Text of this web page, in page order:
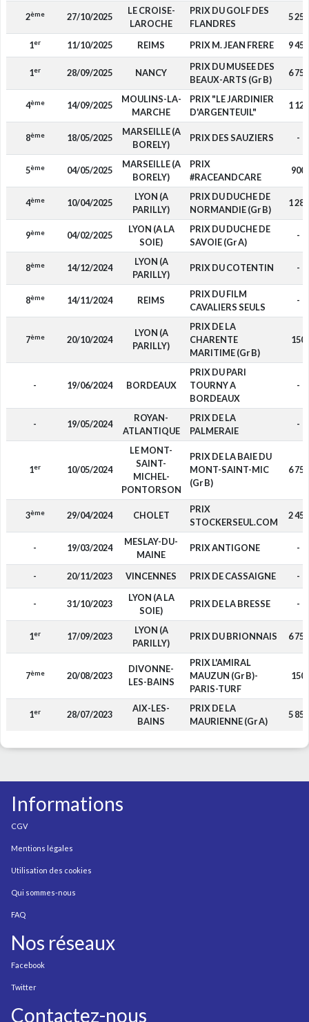
2ème 27/10/2025
LE CROISE-
LAROCHE
PRIX DU GOLF DES
FLANDRES
5 250
1er 11/10/2025 REIMS PRIX M. JEAN FRERE 9 450
1er 28/09/2025 NANCY
PRIX DU MUSEE DES
BEAUX-ARTS (Gr B)
6 750
4ème 14/09/2025
MOULINS-LA-
MARCHE
PRIX "LE JARDINIER
D'ARGENTEUIL"
1 120
8ème 18/05/2025
MARSEILLE (A
BORELY)
PRIX DES SAUZIERS -
5ème 04/05/2025
MARSEILLE (A
BORELY)
PRIX
#RACEANDCARE
900
4ème 10/04/2025
LYON (A
PARILLY)
PRIX DU DUCHE DE
NORMANDIE (Gr B)
1 280
9ème 04/02/2025
LYON (A LA
SOIE)
PRIX DU DUCHE DE
SAVOIE (Gr A)
-
8ème 14/12/2024
LYON (A
PARILLY)
PRIX DU COTENTIN -
8ème 14/11/2024 REIMS
PRIX DU FILM
CAVALIERS SEULS
-
7ème 20/10/2024
LYON (A
PARILLY)
PRIX DE LA
CHARENTE
MARITIME (Gr B)
150
- 19/06/2024 BORDEAUX
PRIX DU PARI
TOURNY A
BORDEAUX
-
- 19/05/2024
ROYAN-
ATLANTIQUE
PRIX DE LA
PALMERAIE
-
1er 10/05/2024
LE MONT-
SAINT-
MICHEL-
PONTORSON
PRIX DE LA BAIE DU
MONT-SAINT-MIC
(Gr B)
6 750
3ème 29/04/2024 CHOLET
PRIX
STOCKERSEUL.COM
2 450
- 19/03/2024
MESLAY-DU-
MAINE
PRIX ANTIGONE -
- 20/11/2023 VINCENNES PRIX DE CASSAIGNE -
- 31/10/2023
LYON (A LA
SOIE)
PRIX DE LA BRESSE -
1er 17/09/2023
LYON (A
PARILLY)
PRIX DU BRIONNAIS 6 750
7ème 20/08/2023
DIVONNE-
LES-BAINS
PRIX L'AMIRAL
MAUZUN (Gr B)-
PARIS-TURF
150
1er 28/07/2023
AIX-LES-
BAINS
PRIX DE LA
MAURIENNE (Gr A)
5 850
Informations
CGV
Mentions légales
Utilisation des cookies
Qui sommes-nous
FAQ
Nos réseaux
Facebook
Twitter
Contactez-nous